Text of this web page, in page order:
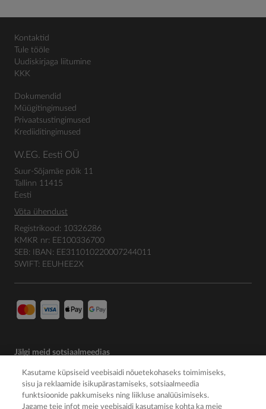
Kontaktid
Tule tööle
Uudiskirjaga liitumine
KKK
Dokumendid
Müügitingimused
Privaatsustingimused
Krediiditingimused
W.EG. Eesti OÜ
Suur-Sõjamäe põik 11
Tallinn 11415
Eesti
Võta ühendust
Registrikood: 10326286
KMKR nr: EE100336700
SEB: IBAN: EE311010220007244011
SWIFT: EEUHEE2X
Jälgi meid sotsiaalmeedias
Kasutame küpsiseid veebisaidi nõuetekohaseks toimimiseks,
sisu ja reklaamide isikupärastamiseks, sotsiaalmeedia
funktsioonide pakkumiseks ning liikluse analüüsimiseks.
Jagame teie infot meie veebisaidi kasutamise kohta ka meie